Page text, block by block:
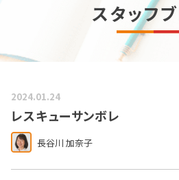
スタッフ
2024.01.24
レスキューサンボレ
長谷川 加奈子